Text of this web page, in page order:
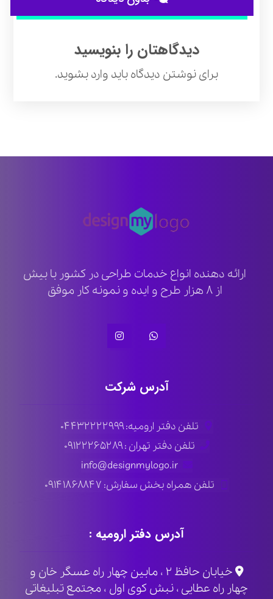
دیدگاهتان را بنویسید
برای نوشتن دیدگاه باید وارد بشوید.
ارائه دهنده انواع خدمات طراحی در کشور با بیش
از ۸ هزار طرح و ایده و نمونه کار موفق
آدرس شرکت
تلفن دفتر ارومیه: ۰۴۴۳۲۲۲۲۹۹۹
تلفن دفتر تهران : ۰۹۱۲۲۲۶۵۲۸۹
info@designmylogo.ir
تلفن همراه بخش سفارش: ۰۹۱۴۱۸۶۸۸۴۷
آدرس دفتر ارومیه :
خیابان حافظ ۲ ، مابین چهار راه عسگر خان و
چهار راه عطایی ، نبش کوی اول ، مجتمع تبلیغاتی